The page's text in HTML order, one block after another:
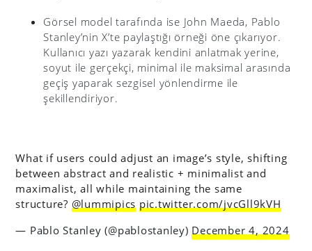
Görsel model tarafında ise John Maeda, Pablo
Stanley’nin X’te paylaştığı örneği öne çıkarıyor.
Kullanıcı yazı yazarak kendini anlatmak yerine,
soyut ile gerçekçi, minimal ile maksimal arasında
geçiş yaparak sezgisel yönlendirme ile
şekillendiriyor.
What if users could adjust an image’s style, shifting
between abstract and realistic + minimalist and
maximalist, all while maintaining the same
structure? @lummipics pic.twitter.com/jvcGll9kVH
— Pablo Stanley (@pablostanley) December 4, 2024